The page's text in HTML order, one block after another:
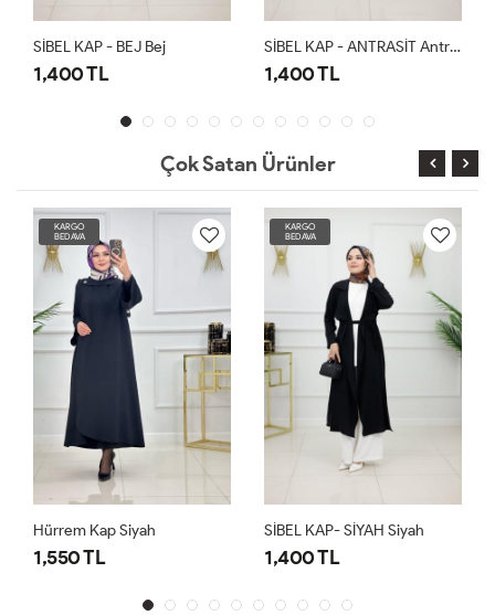
KAP - BEJ Bej
TL
SİBEL KAP - ANTRASİT Antrasit
1,400 TL
Çok Satan Ürünler
KARGO
BEDAVA
Hürrem Kap Siyah
1,550 TL
KARGO
BEDAVA
SİBEL KAP- SİYAH Siyah
1,400 TL